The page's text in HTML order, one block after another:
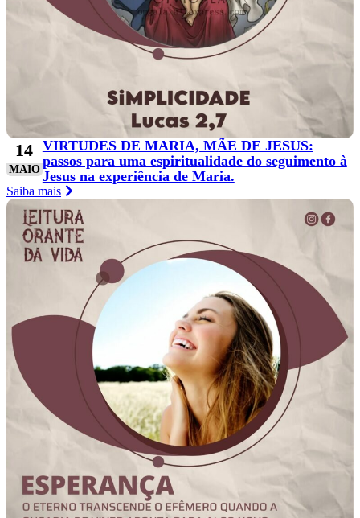
14
MAIO
VIRTUDES DE MARIA, MÃE DE JESUS:
passos para uma espiritualidade do seguimento à
Jesus na experiência de Maria.
Saiba mais